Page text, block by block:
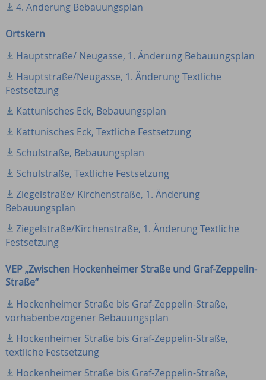
4. Änderung Bebauungsplan
Ortskern
Hauptstraße/ Neugasse, 1. Änderung Bebauungsplan
Hauptstraße/Neugasse, 1. Änderung Textliche
Festsetzung
Kattunisches Eck, Bebauungsplan
Kattunisches Eck, Textliche Festsetzung
Schulstraße, Bebauungsplan
Schulstraße, Textliche Festsetzung
Ziegelstraße/ Kirchenstraße, 1. Änderung
Bebauungsplan
Ziegelstraße/Kirchenstraße, 1. Änderung Textliche
Festsetzung
VEP „Zwischen Hockenheimer Straße und Graf-Zeppelin-
Straße“
Hockenheimer Straße bis Graf-Zeppelin-Straße,
vorhabenbezogener Bebauungsplan
Hockenheimer Straße bis Graf-Zeppelin-Straße,
textliche Festsetzung
Hockenheimer Straße bis Graf-Zeppelin-Straße,